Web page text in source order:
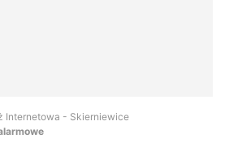
Internetowa - Skierniewice